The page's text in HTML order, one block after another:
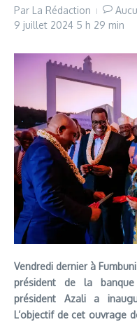
Par La Rédaction
9 juillet 2024 5 h 29 min
Vendredi dernier à
président de la
président Azali a
L’objectif de cet ouvrage